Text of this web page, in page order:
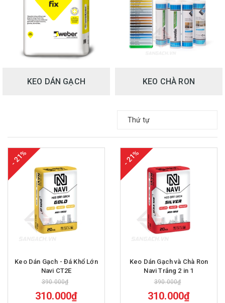
KEO DÁN GẠCH KEO CHÀ RON
Thứ tự
- 21%
Keo Dán Gạch - Đá Khổ Lớn
Navi CT2E
390.000₫
310.000₫
- 21%
Keo Dán Gạch và Chà Ron
Navi Trắng 2 in 1
390.000₫
310.000₫